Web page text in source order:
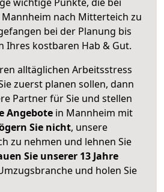
nach Mitterteich zu
bei der Planung bis
Ihres kostbaren Hab & Gut.
alltäglichen Arbeitsstress
zuerst planen sollen, dann
Partner für Sie und stellen
Angebote in Mannheim mit
Sie nicht, unsere
zu nehmen und lehnen Sie
Sie unserer 13 Jahre
und holen Sie